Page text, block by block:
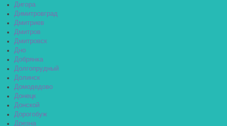
Дигора
Димитровград
Дмитриев
Дмитров
Дмитровск
Дно
Добрянка
Долгопрудный
Долинск
Домодедово
Донецк
Донской
Дорогобуж
Дрезна